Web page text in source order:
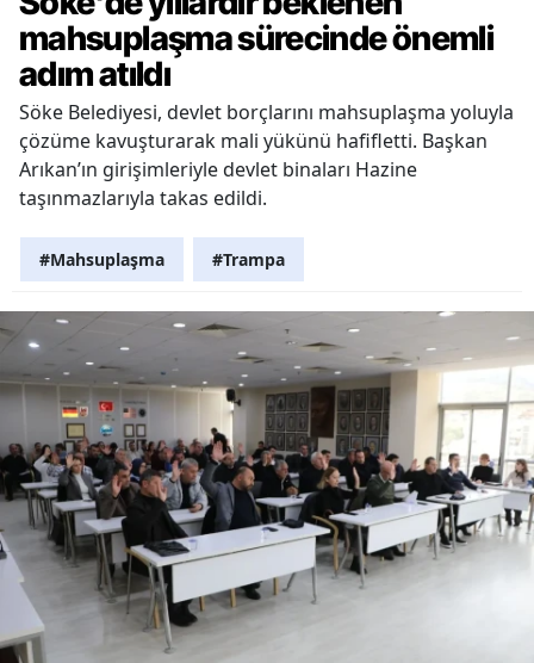
mahsuplaşma sürecinde önemli
adım atıldı
Söke Belediyesi, devlet borçlarını mahsuplaşma yoluyla
çözüme kavuşturarak mali yükünü hafifletti. Başkan
Arıkan’ın girişimleriyle devlet binaları Hazine
taşınmazlarıyla takas edildi.
#Mahsuplaşma #Trampa